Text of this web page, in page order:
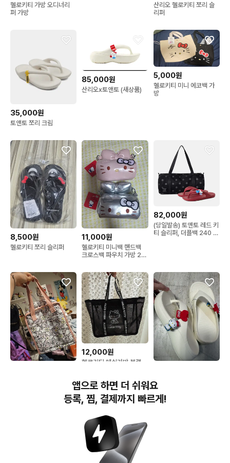
헬로키티 가방 오디너리
퍼 가방
산리오 헬로키티 쪼리 슬
리퍼
35,000원
토앤토 쪼리 크림
85,000원
산리오x토앤토 (새상품)
5,000원
헬로키티 미니 에코백 가
방
8,500원
헬로키티 쪼리 슬리퍼
11,000원
헬로키티 미니백 핸드백
크로스백 파우치 가방 2종
82,000원
(당일발송) 토앤토 레드 키
티 슬리퍼, 더플백 240 새
12,000원
헬로키티 메쉬가방 블랙
트
번개장터(주) 사업자정보, 이용약관 및 기타 법적고지
번개장터㈜는 통신판매중개자이며, 통신판매의 당사자가 아닙니다. 전자상거래 등에서의
앱으로 하면 더 쉬워요
등록, 찜, 결제까지 빠르게!